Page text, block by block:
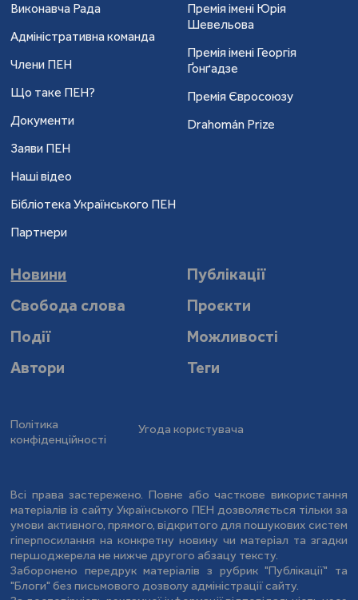
Виконавча Рада
Адміністративна команда
Члени ПЕН
Що таке ПЕН?
Документи
Заяви ПЕН
Наші відео
Бібліотека Українського ПЕН
Партнери
Премія імені Юрія
Шевельова
Премія імені Георгія
Ґонґадзе
Премія Євросоюзу
Drahomán Prize
Новини
Публікації
Свобода слова
Проєкти
Події
Можливості
Автори
Теги
Політика
конфіденційності
Угода користувача
Всі права застережено. Повне або часткове використання
матеріалів із сайту Українського ПЕН дозволяється тільки за
умови активного, прямого, відкритого для пошукових систем
гіперпосилання на конкретну новину чи матеріал та згадки
першоджерела не нижче другого абзацу тексту.
Заборонено передрук матеріалів з рубрик "Публікації" та
"Блоги" без письмового дозволу адміністрації сайту.